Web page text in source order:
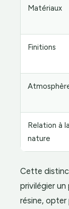
Matériaux
Finitions
Relation à la
nature
Cette
privilégier
résine, opter